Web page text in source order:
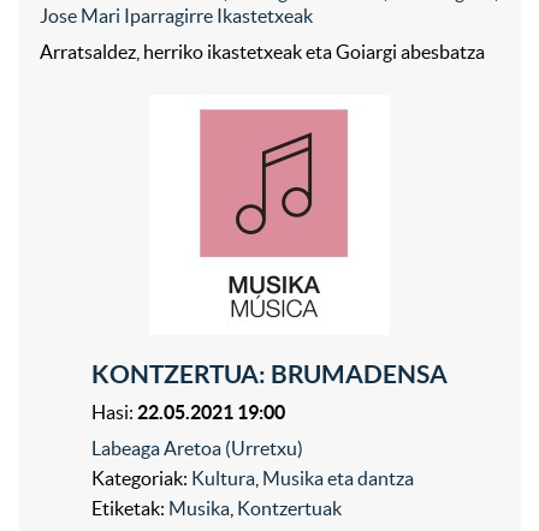
Jose Mari Iparragirre Ikastetxeak
Arratsaldez, herriko ikastetxeak eta Goiargi abesbatza
KONTZERTUA: BRUMADENSA
Hasi: 22.05.2021 19:00
Labeaga Aretoa (Urretxu)
Kategoriak: Kultura Musika eta dantza
Etiketak: Musika Kontzertuak